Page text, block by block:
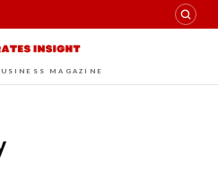
MAGAZINE